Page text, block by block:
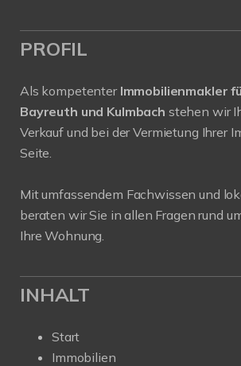
PROFIL
Als kompetenter Immobilienmakler
Bayreuth und Kulmbach stehen wir
Verkauf und bei der Vermietung Ihrer
Seite.
Mit umfassendem Fachwissen und
beraten wir Sie in allen Fragen rund
Ihre Wohnung.
INHALT
Start
Immobilien